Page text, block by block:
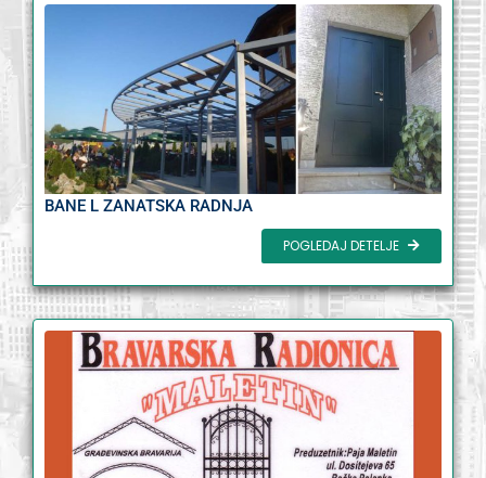
BANE L ZANATSKA RADNJA
POGLEDAJ DETELJE